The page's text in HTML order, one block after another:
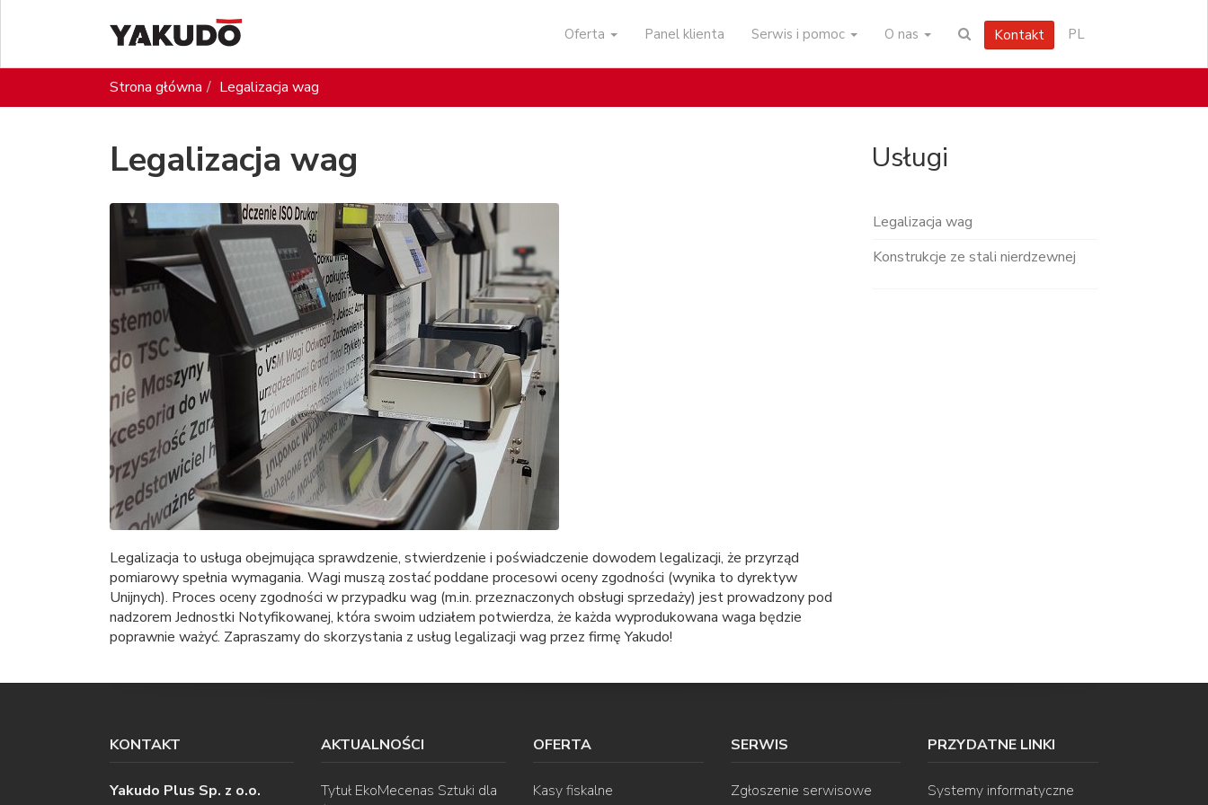
Oferta Panel klienta Serwis i pomoc O nas Kontakt PL
Strona główna Legalizacja wag
Legalizacja wag
Legalizacja to usługa obejmująca sprawdzenie, stwierdzenie i poświadczenie dowodem legalizacji, że przyrząd
pomiarowy spełnia wymagania. Wagi muszą zostać poddane procesowi oceny zgodności (wynika to dyrektyw
Unijnych). Proces oceny zgodności w przypadku wag (m.in. przeznaczonych obsługi sprzedaży) jest prowadzony pod
nadzorem Jednostki Notyfikowanej, która swoim udziałem potwierdza, że każda wyprodukowana waga będzie
poprawnie ważyć. Zapraszamy do skorzystania z usług legalizacji wag przez firmę Yakudo!
Usługi
Legalizacja wag
Konstrukcje ze stali nierdzewnej
KONTAKT
Yakudo Plus Sp. z o.o.
AKTUALNOŚCI
Tytuł EkoMecenas Sztuki dla
OFERTA
Kasy fiskalne
SERWIS
Zgłoszenie serwisowe
PRZYDATNE LINKI
Systemy informatyczne